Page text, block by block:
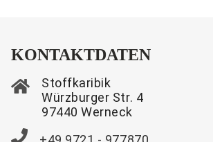
KONTAKTDATEN
Stoffkaribik
Würzburger Str. 4
97440 Werneck